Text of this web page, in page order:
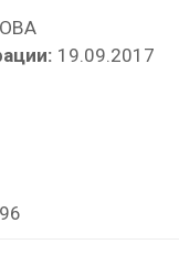
19.09.2017